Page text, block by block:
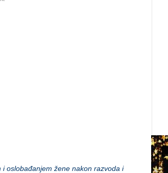
oslobađanjem žene nakon razvoda i